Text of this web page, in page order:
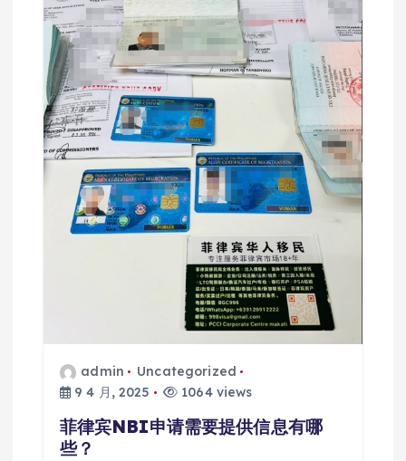
admin
Uncategorized
9 4 月, 2025
1064 views
菲律宾NBI申请需要提供信息有哪
些？